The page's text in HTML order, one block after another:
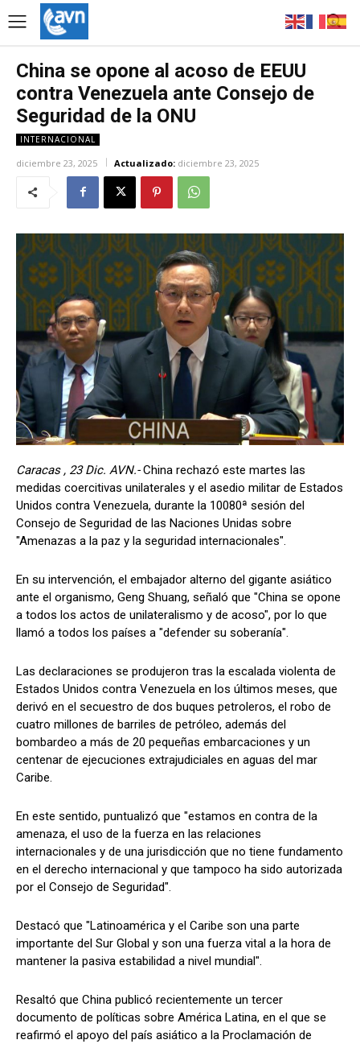
China se opone al acoso de EEUU
contra Venezuela ante Consejo de
Seguridad de la ONU
INTERNACIONAL
diciembre 23, 2025 Actualizado: diciembre 23, 2025
Caracas , 23 Dic. AVN.-China rechazó este martes las
medidas coercitivas unilaterales y el asedio militar de Estados
Unidos contra Venezuela, durante la 10080ª sesión del
Consejo de Seguridad de las Naciones Unidas sobre
"Amenazas a la paz y la seguridad internacionales".
En su intervención, el embajador alterno del gigante asiático
ante el organismo, Geng Shuang, señaló que "China se opone
a todos los actos de unilateralismo y de acoso", por lo que
llamó a todos los países a "defender su soberanía".
Las declaraciones se produjeron tras la escalada violenta de
Estados Unidos contra Venezuela en los últimos meses, que
derivó en el secuestro de dos buques petroleros, el robo de
cuatro millones de barriles de petróleo, además del
bombardeo a más de 20 pequeñas embarcaciones y un
centenar de ejecuciones extrajudiciales en aguas del mar
Caribe.
En este sentido, puntualizó que "estamos en contra de la
amenaza, el uso de la fuerza en las relaciones
internacionales y de una jurisdicción que no tiene fundamento
en el derecho internacional y que tampoco ha sido autorizada
por el Consejo de Seguridad".
Destacó que "Latinoamérica y el Caribe son una parte
importante del Sur Global y son una fuerza vital a la hora de
mantener la pasiva estabilidad a nivel mundial".
Resaltó que China publicó recientemente un tercer
documento de políticas sobre América Latina, en el que se
reafirmó el apoyo del país asiático a la Proclamación de